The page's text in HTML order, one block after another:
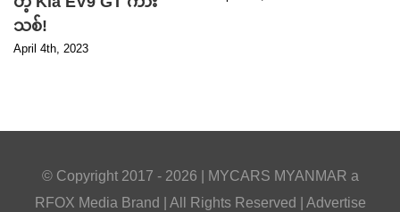
သစ်!
April 4th, 2023
© Copyright 2017 - 2026 | MYCARS MYANMAR a
RFOX Media Brand | All Rights Reserved | Advertise